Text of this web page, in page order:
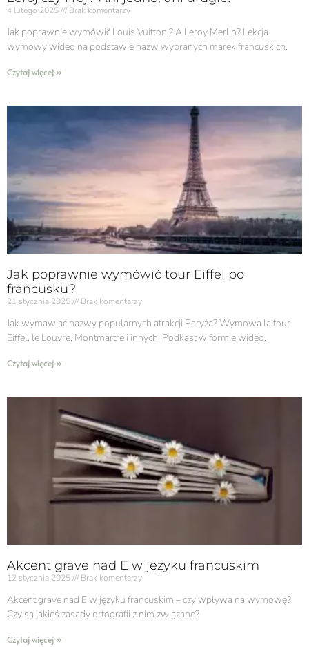
4 lutego 2025 Brak komentarzy
Jak poprawnie wymówić Louis Vuitton ? A Leroy Merlin? Lekcja
wymowy wideo na podstawie nazw wybranych marek francuskich.
Czytaj więcej »
Jak poprawnie wymówić tour Eiffel po
francusku?
21 stycznia 2025 Brak komentarzy
Jak wymawiać nazwy popularnych atrakcji Paryża? Wymowa la tour
Eiffel, le Louvre, Montmartre i innych. Podkast w formie wideo.
Czytaj więcej »
Akcent grave nad E w języku francuskim
12 stycznia 2025 Brak komentarzy
Akcent grave nad E w języku francuskim​ – czy wpływa na wymowę?
Czy są jakieś zasady ortografii z nim związane?
Czytaj więcej »